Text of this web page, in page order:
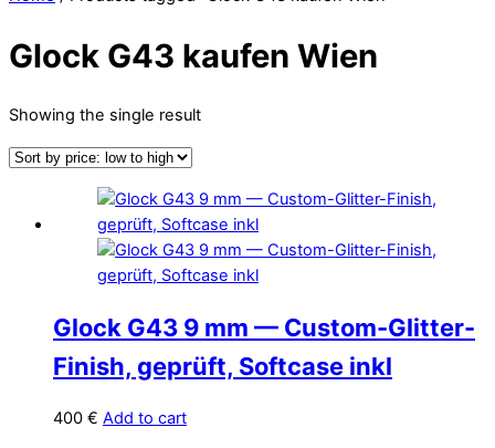
Glock G43 kaufen Wien
Showing the single result
Glock G43 9 mm — Custom-Glitter-
Finish, geprüft, Softcase inkl
400 € Add to cart